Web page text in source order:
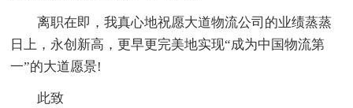
离职在即，我真心地祝愿大道物流公司的业绩蒸蒸
日上，永创新高，更早更完美地实现“成为中国物流第
一”的大道愿景!
此致